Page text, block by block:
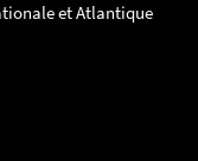
et Atlantique